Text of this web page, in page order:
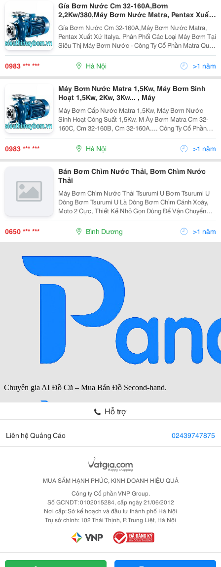
Gía Bơm Nước Cm 32-160A,Bơm
2,2Kw/380,Máy Bơm Nước Matra, Pentax Xuất
Xứ Italya.
Gía Bơm Nước Cm 32-160A,Máy Bơm Nước Matra,
Pentax Xuất Xứ Italya. Phân Phối Các Loại Máy Bơm Tại
Siêu Thị Máy Bơm Nước - Công Ty Cổ Phần Matra Quốc
Tế. Tự Hào Là Đại Diện Nhập Khẩu Và Phân Phối Các
Dòng Máy Bơm Nước Từ Bơm Nước Sinh Hoạt, Bơm
Cứu Hỏ
0983 *** *** Hà Nội >1 năm
Máy Bơm Nước Matra 1,5Kw, Máy Bơm Sinh
Hoạt 1,5Kw, 2Kw, 3Kw... , Máy
Máy Bơm Cấp Nước Matra 1,5Kw, Máy Bơm Nước
Sinh Hoạt Công Suất 1,5Kw, M Áy Bơm Matra Cm 32-
160C, Cm 32-160B, Cm 32-160A.... Công Ty Cổ Phần
Matra Quốc Tế - Là Đại Diện Nhập Khẩu Và Phân Phối
Trực Tiếp Máy Bơm Matra - Italya, Máy Bơm Tsurumi -
0983 *** *** Hà Nội >1 năm
Bán Bơm Chìm Nước Thải, Bơm Chìm Nước
Thải
Máy Bơm Chìm Nước Thải Tsurumi U Bơm Tsurumi U
Dòng Bơm Tsurumi U Là Dòng Bơm Chìm Cánh Xoáy,
Moto 2 Cực, Thiết Kế Nhỏ Gọn Dùng Để Vận Chuyển
Chất Thải, Nước Thải Chứa Vật Liệu Rắn Và Sợi Trong
Các Công Trình Vừa Và Nhỏ. Cánh Bơm Quay Tạo
Dòng...
0650 *** *** Bình Dương >1 năm
Hỗ trợ
Liên hệ Quảng Cáo 02439747875
MUA SẮM HẠNH PHÚC, KINH DOANH HIỆU QUẢ
Công ty Cổ phần VNP Group.
Số GCNDT: 0102015284, cấp ngày 21/06/2012
Nơi cấp: Sở kế hoạch và đầu tư thành phố Hà Nội
Trụ sở chính: 102 Thái Thịnh, P. Trung Liệt, Hà Nội